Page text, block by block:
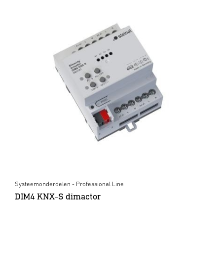
Systeemonderdelen - Professional Line
DIM4 KNX-S dimactor